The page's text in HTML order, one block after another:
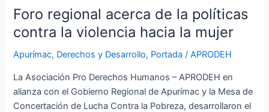
Foro regional acerca de la políticas
contra la violencia hacia la mujer
Apurímac, Derechos y Desarrollo, Portada /APRODEH
La Asociación Pro Derechos Humanos – APRODEH en
alianza con el Gobierno Regional de Apurímac y la Mesa de
Concertación de Lucha Contra la Pobreza, desarrollaron el
mujer